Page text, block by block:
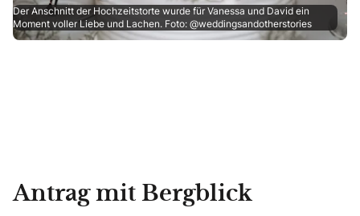
Der Anschnitt der Hochzeitstorte wurde für Vanessa und David ein
Moment voller Liebe und Lachen. Foto: @weddingsandotherstories
Antrag mit Bergblick